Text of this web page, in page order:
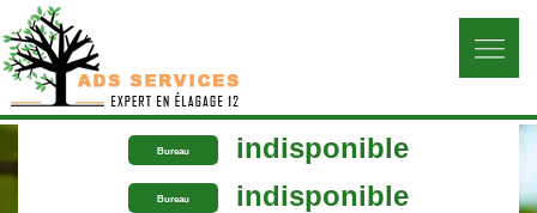
Bureau indisponible
Bureau indisponible